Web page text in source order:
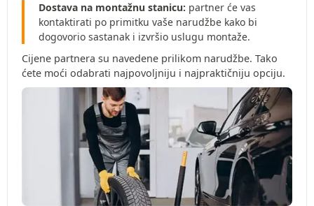
Dostava na montažnu stanicu: partner će vas
kontaktirati po primitku vaše narudžbe kako bi
dogovorio sastanak i izvršio uslugu montaže.
Cijene partnera su navedene prilikom narudžbe. Tako
ćete moći odabrati najpovoljniju i najpraktičniju opciju.